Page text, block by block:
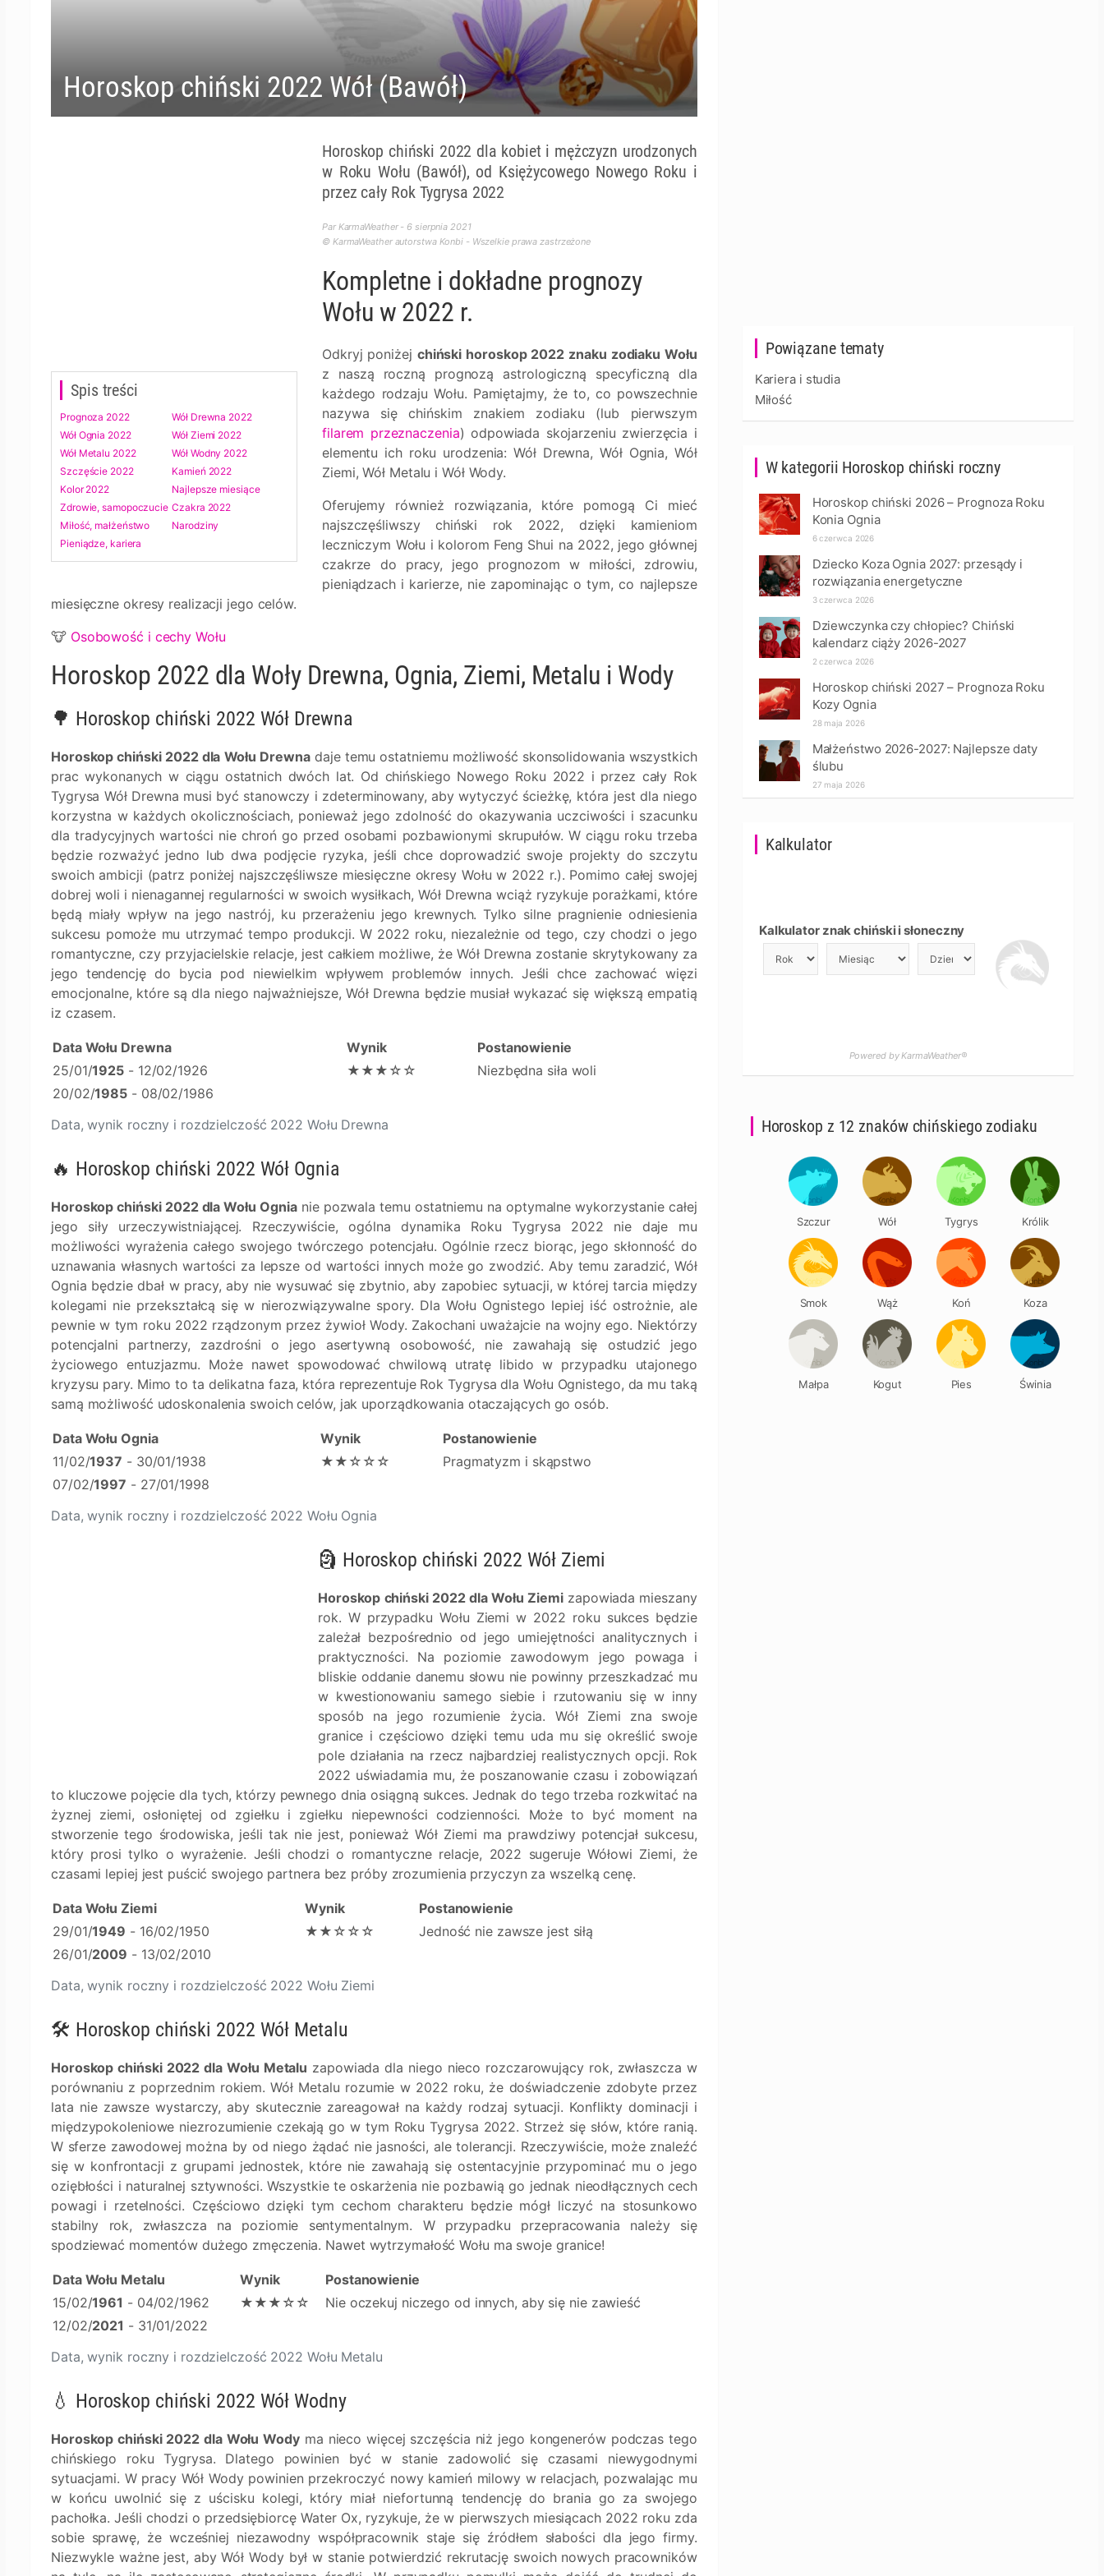
Horoskop chiński 2022 Wół (Bawół)
Spis treści
Prognoza 2022
Wół Drewna 2022
Wół Ognia 2022
Wół Ziemi 2022
Wół Metalu 2022
Wół Wodny 2022
Szczęście 2022
Kamień 2022
Kolor 2022
Najlepsze miesiące
Zdrowie, samopoczucie Czakra 2022
Miłość, małżeństwo
Narodziny
Pieniądze, kariera
Horoskop chiński 2022 dla kobiet i mężczyzn urodzonych
w Roku Wołu (Bawół), od Księżycowego Nowego Roku i
przez cały Rok Tygrysa 2022
Par KarmaWeather - 6 sierpnia 2021
© KarmaWeather autorstwa Konbi - Wszelkie prawa zastrzeżone
Kompletne i dokładne prognozy
Wołu w 2022 r.
Odkryj poniżej chiński horoskop 2022 znaku zodiaku Wołu
z naszą roczną prognozą astrologiczną specyficzną dla
każdego rodzaju Wołu. Pamiętajmy, że to, co powszechnie
nazywa się chińskim znakiem zodiaku (lub pierwszym
filarem przeznaczenia) odpowiada skojarzeniu zwierzęcia i
elementu ich roku urodzenia: Wół Drewna, Wół Ognia, Wół
Ziemi, Wół Metalu i Wół Wody.
Oferujemy również rozwiązania, które pomogą Ci mieć
najszczęśliwszy chiński rok 2022, dzięki kamieniom
leczniczym Wołu i kolorom Feng Shui na 2022, jego głównej
czakrze do pracy, jego prognozom w miłości, zdrowiu,
pieniądzach i karierze, nie zapominając o tym, co najlepsze
miesięczne okresy realizacji jego celów.
🐮 Osobowość i cechy Wołu
Horoskop 2022 dla Woły Drewna, Ognia, Ziemi, Metalu i Wody
🌳 Horoskop chiński 2022 Wół Drewna
Horoskop chiński 2022 dla Wołu Drewnadaje temu ostatniemu możliwość skonsolidowania wszystkich
prac wykonanych w ciągu ostatnich dwóch lat. Od chińskiego Nowego Roku 2022 i przez cały Rok
Tygrysa Wół Drewna musi być stanowczy i zdeterminowany, aby wytyczyć ścieżkę, która jest dla niego
korzystna w każdych okolicznościach, ponieważ jego zdolność do okazywania uczciwości i szacunku
dla tradycyjnych wartości nie chroń go przed osobami pozbawionymi skrupułów. W ciągu roku trzeba
będzie rozważyć jedno lub dwa podjęcie ryzyka, jeśli chce doprowadzić swoje projekty do szczytu
swoich ambicji (patrz poniżej najszczęśliwsze miesięczne okresy Wołu w 2022 r.). Pomimo całej swojej
dobrej woli i nienagannej regularności w swoich wysiłkach, Wół Drewna wciąż ryzykuje porażkami, które
będą miały wpływ na jego nastrój, ku przerażeniu jego krewnych. Tylko silne pragnienie odniesienia
sukcesu pomoże mu utrzymać tempo produkcji. W 2022 roku, niezależnie od tego, czy chodzi o jego
romantyczne, czy przyjacielskie relacje, jest całkiem możliwe, że Wół Drewna zostanie skrytykowany za
jego tendencję do bycia pod niewielkim wpływem problemów innych. Jeśli chce zachować więzi
emocjonalne, które są dla niego najważniejsze, Wół Drewna będzie musiał wykazać się większą empatią
iz czasem.
Data, wynik roczny i rozdzielczość 2022 Wołu Drewna
Data Wołu Drewna Wynik
Postanowienie
25/01/1925 - 12/02/1926 ★★★☆☆
Niezbędna siła woli
20/02/1985 - 08/02/1986
🔥 Horoskop chiński 2022 Wół Ognia
Horoskop chiński 2022 dla Wołu Ognianie pozwala temu ostatniemu na optymalne wykorzystanie całej
jego siły urzeczywistniającej. Rzeczywiście, ogólna dynamika Roku Tygrysa 2022 nie daje mu
możliwości wyrażenia całego swojego twórczego potencjału. Ogólnie rzecz biorąc, jego skłonność do
uznawania własnych wartości za lepsze od wartości innych może go zwodzić. Aby temu zaradzić, Wół
Ognia będzie dbał w pracy, aby nie wysuwać się zbytnio, aby zapobiec sytuacji, w której tarcia między
kolegami nie przekształcą się w nierozwiązywalne spory. Dla Wołu Ognistego lepiej iść ostrożnie, ale
pewnie w tym roku 2022 rządzonym przez żywioł Wody. Zakochani uważajcie na wojny ego. Niektórzy
potencjalni partnerzy, zazdrośni o jego asertywną osobowość, nie zawahają się ostudzić jego
życiowego entuzjazmu. Może nawet spowodować chwilową utratę libido w przypadku utajonego
kryzysu pary. Mimo to ta delikatna faza, która reprezentuje Rok Tygrysa dla Wołu Ognistego, da mu taką
samą możliwość udoskonalenia swoich celów, jak uporządkowania otaczających go osób.
Data, wynik roczny i rozdzielczość 2022 Wołu Ognia
Data Wołu Ognia Wynik
Postanowienie
11/02/1937 - 30/01/1938 ★★☆☆☆
Pragmatyzm i skąpstwo
07/02/1997 - 27/01/1998
🗿 Horoskop chiński 2022 Wół Ziemi
Horoskop chiński 2022 dla Wołu Ziemizapowiada mieszany
rok. W przypadku Wołu Ziemi w 2022 roku sukces będzie
zależał bezpośrednio od jego umiejętności analitycznych i
praktyczności. Na poziomie zawodowym jego powaga i
bliskie oddanie danemu słowu nie powinny przeszkadzać mu
w kwestionowaniu samego siebie i rzutowaniu się w inny
sposób na jego rozumienie życia. Wół Ziemi zna swoje
granice i częściowo dzięki temu uda mu się określić swoje
pole działania na rzecz najbardziej realistycznych opcji. Rok
2022 uświadamia mu, że poszanowanie czasu i zobowiązań
to kluczowe pojęcie dla tych, którzy pewnego dnia osiągną sukces. Jednak do tego trzeba rozkwitać na
żyznej ziemi, osłoniętej od zgiełku i zgiełku niepewności codzienności. Może to być moment na
stworzenie tego środowiska, jeśli tak nie jest, ponieważ Wół Ziemi ma prawdziwy potencjał sukcesu,
który prosi tylko o wyrażenie. Jeśli chodzi o romantyczne relacje, 2022 sugeruje Wółowi Ziemi, że
czasami lepiej jest puścić swojego partnera bez próby zrozumienia przyczyn za wszelką cenę.
Data, wynik roczny i rozdzielczość 2022 Wołu Ziemi
Data Wołu Ziemi Wynik
Postanowienie
29/01/1949 - 16/02/1950 ★★☆☆☆
Jedność nie zawsze jest siłą
26/01/2009 - 13/02/2010
🛠 Horoskop chiński 2022 Wół Metalu
Horoskop chiński 2022 dla Wołu Metalu zapowiada dla niego nieco rozczarowujący rok, zwłaszcza w
porównaniu z poprzednim rokiem. Wół Metalu rozumie w 2022 roku, że doświadczenie zdobyte przez
lata nie zawsze wystarczy, aby skutecznie zareagował na każdy rodzaj sytuacji. Konflikty dominacji i
międzypokoleniowe niezrozumienie czekają go w tym Roku Tygrysa 2022. Strzeż się słów, które ranią.
W sferze zawodowej można by od niego żądać nie jasności, ale tolerancji. Rzeczywiście, może znaleźć
się w konfrontacji z grupami jednostek, które nie zawahają się ostentacyjnie przypominać mu o jego
oziębłości i naturalnej sztywności. Wszystkie te oskarżenia nie pozbawią go jednak nieodłącznych cech
powagi i rzetelności. Częściowo dzięki tym cechom charakteru będzie mógł liczyć na stosunkowo
stabilny rok, zwłaszcza na poziomie sentymentalnym. W przypadku przepracowania należy się
spodziewać momentów dużego zmęczenia. Nawet wytrzymałość Wołu ma swoje granice!
Data, wynik roczny i rozdzielczość 2022 Wołu Metalu
Data Wołu Metalu Wynik
Postanowienie
15/02/1961 - 04/02/1962 ★★★☆☆
Nie oczekuj niczego od innych, aby się nie zawieść
12/02/2021 - 31/01/2022
💧 Horoskop chiński 2022 Wół Wodny
Horoskop chiński 2022 dla Wołu Wodyma nieco więcej szczęścia niż jego kongenerów podczas tego
chińskiego roku Tygrysa. Dlatego powinien być w stanie zadowolić się czasami niewygodnymi
sytuacjami. W pracy Wół Wody powinien przekroczyć nowy kamień milowy w relacjach, pozwalając mu
w końcu uwolnić się z uścisku kolegi, który miał niefortunną tendencję do brania go za swojego
pachołka. Jeśli chodzi o przedsiębiorcę Water Ox, ryzykuje, że w pierwszych miesiącach 2022 roku zda
sobie sprawę, że wcześniej niezawodny współpracownik staje się źródłem słabości dla jego firmy.
Niezwykle ważne jest, aby Wół Wody był w stanie potwierdzić rekrutację swoich nowych pracowników
Powiązane tematy
Kariera i studia
Miłość
W kategorii Horoskop chiński roczny
Horoskop chiński 2026 – Prognoza Roku
Konia Ognia
6 czerwca 2026
Dziecko Koza Ognia 2027: przesądy i
rozwiązania energetyczne
3 czerwca 2026
Dziewczynka czy chłopiec? Chiński
kalendarz ciąży 2026-2027
2 czerwca 2026
Horoskop chiński 2027 – Prognoza Roku
Kozy Ognia
28 maja 2026
Małżeństwo 2026-2027: Najlepsze daty
ślubu
27 maja 2026
Kalkulator
Kalkulator znak chiński i słoneczny
Powered by KarmaWeather®
Horoskop z 12 znaków chińskiego zodiaku
Szczur Wół Tygrys Królik
Smok Wąż Koń Koza
Małpa Kogut Pies Świnia